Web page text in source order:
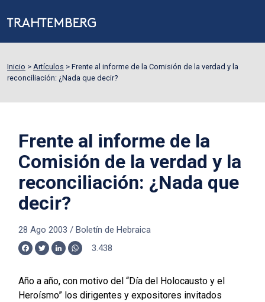
Inicio > Artículos > Frente al informe de la Comisión de la verdad y la
reconciliación: ¿Nada que decir?
Frente al informe de la
Comisión de la verdad y la
reconciliación: ¿Nada que
decir?
28 Ago 2003 / Boletín de Hebraica
Facebook
TwitterLinkedInWhatsApp
3.438
Año a año, con motivo del “Día del Holocausto y el
Heroísmo” los dirigentes y expositores invitados